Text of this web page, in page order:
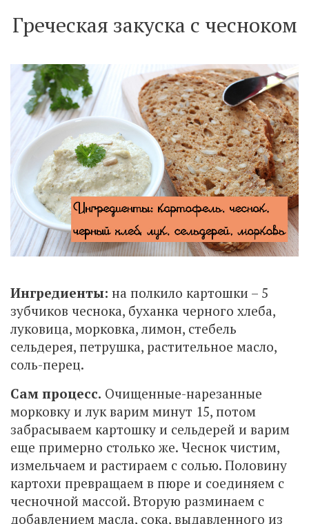
Греческая закуска с чесноком
Ингредиенты: на полкило картошки – 5
зубчиков чеснока, буханка черного хлеба,
луковица, морковка, лимон, стебель
сельдерея, петрушка, растительное масло,
соль-перец.
Сам процесс. Очищенные-нарезанные
морковку и лук варим минут 15, потом
забрасываем картошку и сельдерей и варим
еще примерно столько же. Чеснок чистим,
измельчаем и растираем с солью. Половину
картохи превращаем в пюре и соединяем с
чесночной массой. Вторую разминаем с
добавлением масла, сока, выдавленного из